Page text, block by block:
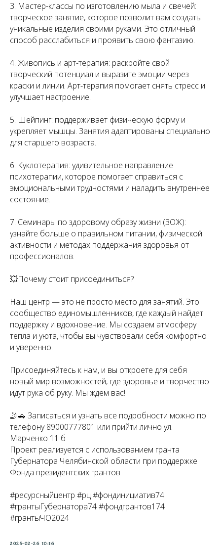
3. Мастер-классы по изготовлению мыла и свечей:
творческое занятие, которое позволит вам создать
уникальные изделия своими руками. Это отличный
способ расслабиться и проявить свою фантазию.
4. Живопись и арт-терапия: раскройте свой
творческий потенциал и выразите эмоции через
краски и линии. Арт-терапия помогает снять стресс и
улучшает настроение.
5. Шейпинг: поддерживает физическую форму и
укрепляет мышцы. Занятия адаптированы специально
для старшего возраста.
6. Куклотерапия: удивительное направление
психотерапии, которое помогает справиться с
эмоциональными трудностями и наладить внутреннее
состояние.
7. Семинары по здоровому образу жизни (ЗОЖ):
узнайте больше о правильном питании, физической
активности и методах поддержания здоровья от
профессионалов.
💥Почему стоит присоединиться?
Наш центр — это не просто место для занятий. Это
сообщество единомышленников, где каждый найдет
поддержку и вдохновение. Мы создаем атмосферу
тепла и уюта, чтобы вы чувствовали себя комфортно
и уверенно.
Присоединяйтесь к нам, и вы откроете для себя
новый мир возможностей, где здоровье и творчество
идут рука об руку. Мы ждем вас!
🤳🚗 Записаться и узнать все подробности можно по
телефону 89000777801 или прийти лично ул.
Марченко 11 б
Проект реализуется с использованием гранта
Губернатора Челябинской области при поддержке
Фонда президентских грантов
#ресурсныйцентр #рц #фондинициатив74
#грантыГубернатора74 #фондгрантов174
#грантыЧО2024
2025-02-26 10:16